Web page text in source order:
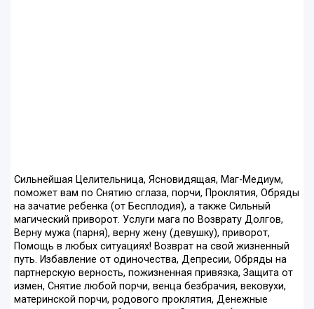
Сильнейшая Целительница, Ясновидящая, Маг-Медиум,
поможет вам по Снятию сглаза, порчи, Проклятия, Обряды
на зачатие ребенка (от Бесплодия), а также Сильный
магический приворот. Услуги мага по Возврату Долгов,
Верну мужа (парня), верну жену (девушку), приворот,
Помощь в любых ситуациях! Возврат на свой жизненный
путь. Избавление от одиночества, Депресии, Обряды на
партнерскую верность, пожизненная привязка, Защита от
измен, Снятие любой порчи, венца безбрачия, вековухи,
материнской порчи, родового проклятия, Денежные